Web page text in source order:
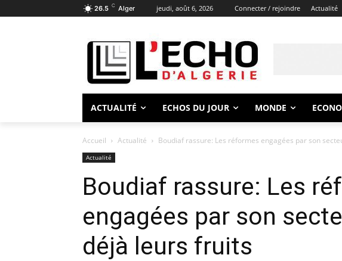
26.5 C Alger jeudi, août 6, 2026 Connecter / rejoindre Actualité
ACTUALITÉ ECHOS DU JOUR MONDE
Accueil Actualité Boudiaf rassure: Les réformes engagées par son
Actualité
Boudiaf rassure: Les
engagées par son
déjà leurs fruits